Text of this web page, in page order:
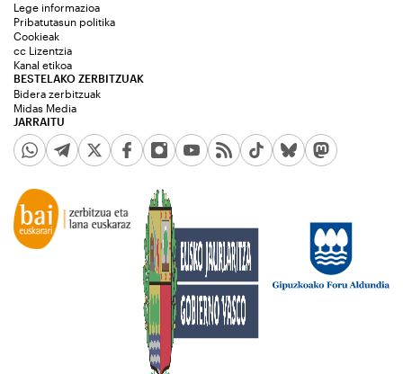
JARRAITU
Lege informazioa
Pribatutasun politika
Cookieak
cc Lizentzia
Kanal etikoa
BESTELAKO ZERBITZUAK
Bidera zerbitzuak
Midas Media